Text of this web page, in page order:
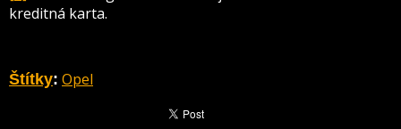
kreditná karta.
Štítky: Opel